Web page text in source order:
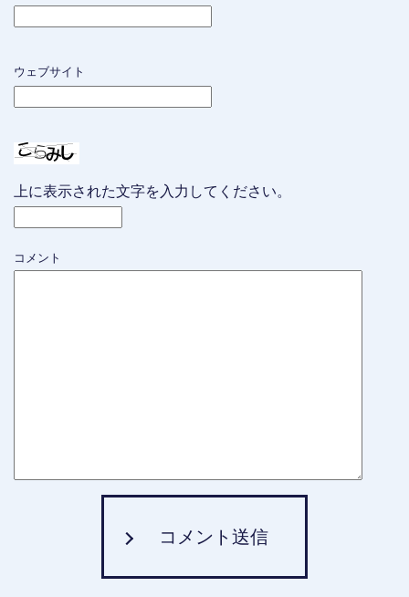
ウェブサイト
上に表示された文字を入力してください。
コメント
コメント送信